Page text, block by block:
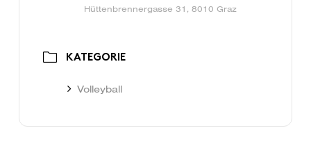
Hüttenbrennergasse 31, 8010 Graz
KATEGORIE
Volleyball